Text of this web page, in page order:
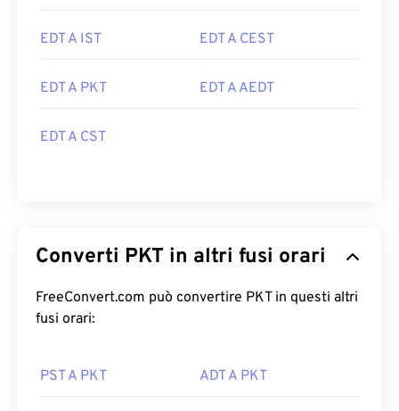
EDT A IST EDT A CEST
EDT A PKT EDT A AEDT
EDT A CST
Converti PKT in altri fusi orari
FreeConvert.com può convertire PKT in questi altri
fusi orari:
PST A PKT ADT A PKT